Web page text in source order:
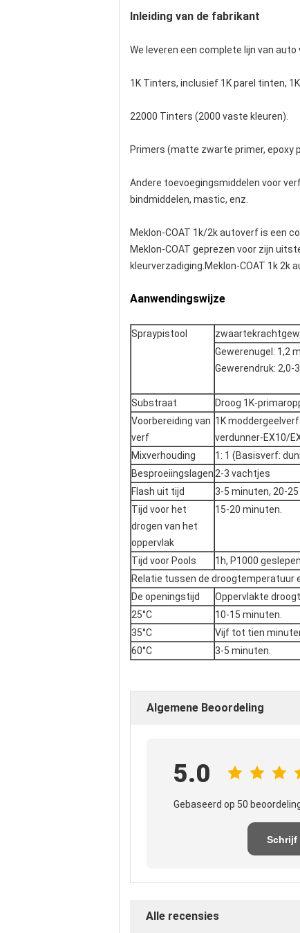
Inleiding van de fabrikant
We leveren een complete lijn van auto
1K Tinters, inclusief 1K parel tinten,
22000 Tinters (2000 vaste kleuren).
Primers (matte zwarte primer, epoxy
Andere toevoegingsmiddelen voor
bindmiddelen, mastic, enz.
Meklon-COAT 1k/2k autoverf is een
Meklon-COAT geprezen voor zijn
kleurverzadiging.Meklon-COAT 1k
Aanwendingswijze
Spraypistool
Gewerenugel: 1,2
Gewerendruk: 2,0-
Substraat
Droog 1K-
Voorbereiding van
verf
1K moddergeelverf.
verdunner-EX10/
Mixverhouding
1: 1 (Basisverf:
Besproeiingslagen 2-3 vachtjes
Flash uit tijd
3-5 minuten, 20-25
Tijd voor het
drogen van het
oppervlak
15-20 minuten.
Tijd voor Pools
1h, P1000
Relatie tussen de droogtemperatuur
De openingstijd
Oppervlakte
25°C
10-15 minuten.
35°C
Vijf tot tien
60°C
3-5 minuten.
Algemene Beoordeling
5.0
Gebaseerd op 50
Schrijf
Alle recensies